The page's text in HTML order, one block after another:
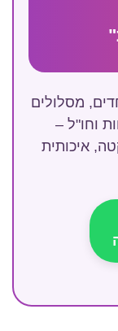
מסלולים
וחו"ל –
איכותית